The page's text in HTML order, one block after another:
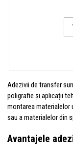
Adezivii de transfer
poligrafie și aplicații
montarea materialelor
sau a materialelor din
Avantajele